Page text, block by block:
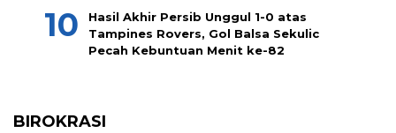
Hasil Akhir Persib Unggul 1-0 atas
Tampines Rovers, Gol Balsa Sekulic
Pecah Kebuntuan Menit ke-82
BIROKRASI